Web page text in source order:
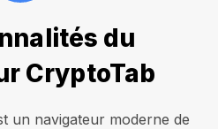
du
CryptoTab
un navigateur moderne de